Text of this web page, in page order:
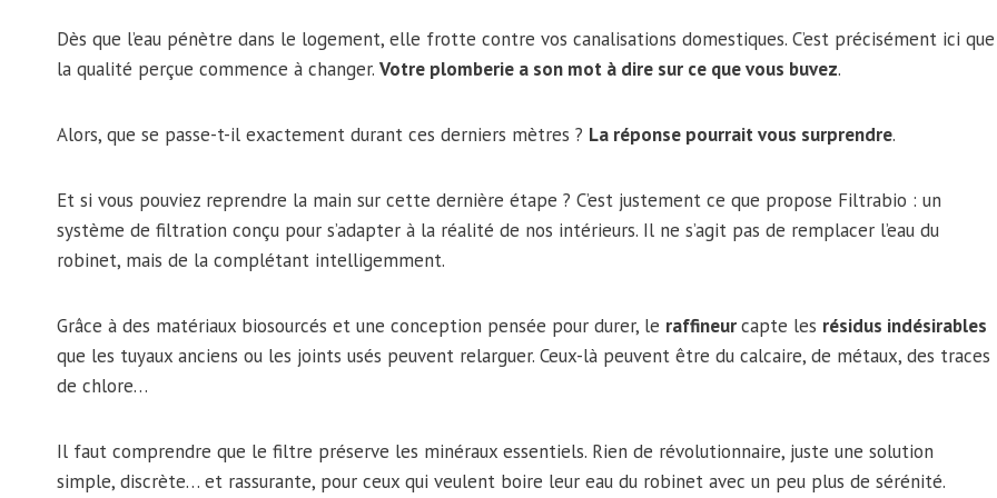
Dès que l’eau pénètre dans le logement, elle frotte contre vos canalisations domestiques. C’est précisément ici que
la qualité perçue commence à changer. Votre plomberie a son mot à dire sur ce que vous buvez.
Alors, que se passe-t-il exactement durant ces derniers mètres ? La réponse pourrait vous surprendre.
Et si vous pouviez reprendre la main sur cette dernière étape ? C’est justement ce que propose Filtrabio : un
système de filtration conçu pour s’adapter à la réalité de nos intérieurs. Il ne s’agit pas de remplacer l’eau du
robinet, mais de la complétant intelligemment.
Grâce à des matériaux biosourcés et une conception pensée pour durer, le raffineurcapte les résidus indésirables
que les tuyaux anciens ou les joints usés peuvent relarguer. Ceux-là peuvent être du calcaire, de métaux, des traces
de chlore…
Il faut comprendre que le filtre préserve les minéraux essentiels. Rien de révolutionnaire, juste une solution
simple, discrète… et rassurante, pour ceux qui veulent boire leur eau du robinet avec un peu plus de sérénité.